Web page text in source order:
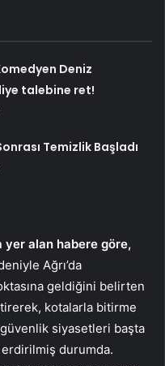
Deniz
talebine ret!
Temizlik Başladı
yer alan habere göre,
Ağrı’da
geldiğini belirten
kotalarla bitirme
güvenlik siyasetleri başta
durumda.